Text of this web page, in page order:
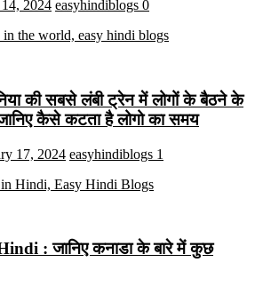
2024 easyhindiblogs 0
की सबसे लंबी ट्रेन में लोगों के बैठने के
कैसे कटता है लोगो का समय
17, 2024 easyhindiblogs 1
: जानिए कनाडा के बारे में कुछ